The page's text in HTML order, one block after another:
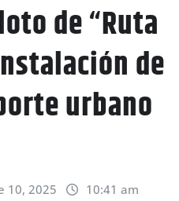
de “Ruta
de
urbano
10, 2025
10:41 am